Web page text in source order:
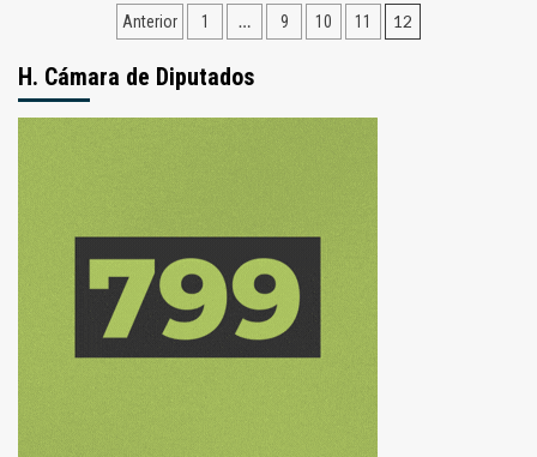
Detuvieron
sujetos
Navegación
de
entradas
Anterior 1 … 9 10 11 12
H. Cámara de Diputados